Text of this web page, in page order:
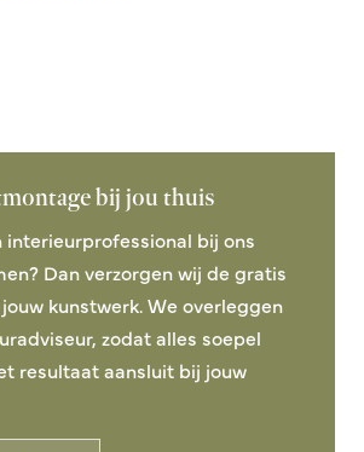
bij jou thuis
interieurprofessional bij ons
Dan verzorgen wij de gratis
kunstwerk. We overleggen
zodat alles soepel
resultaat aansluit bij jouw